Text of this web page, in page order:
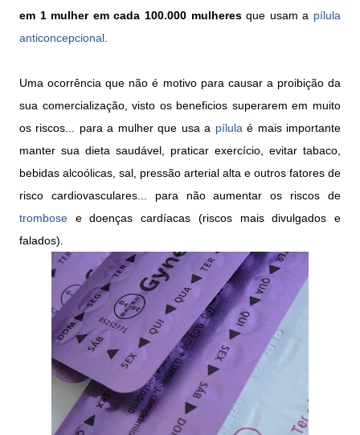
em 1 mulher em cada 100.000 mulheresque usam a pílula
anticoncepcional
Uma ocorrência que não é motivo para causar a proibição da
sua comercialização, visto os beneficios superarem em muito
os riscos... para a mulher que usa a pílula é mais importante
manter sua dieta saudável, praticar exercício, evitar tabaco,
bebidas alcoólicas, sal, pressão arterial alta e outros fatores de
risco cardiovasculares... para não aumentar os riscos de
trombose e doenças cardíacas (riscos mais divulgados e
falados).